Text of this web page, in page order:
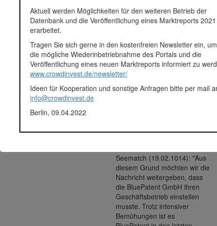
Plattform
Seedmatch
insolvenzbekanntmachungen.de
15 IN 453/13
unternehmensregister.de
(12.02.2014) HRB 9485 NP:
BluePatent GmbH,
Hennigsdorf, Neuendorfstraße
18 a, 16761 Hennigsdorf. Die
IN 453/13 Amtsgericht
Seematch (19.02.1014): "Aus
diesem Grund möchten wir die
Nachricht weitergeben, dass
die BluePatent GmbH ihren
Geschäftsbetrieb einstellen
musste. Trotz intensiver
Bemühungen ist es
Aktuell werden Möglichkeiten für den weiteren Betrieb der
Datenbank und die Veröffentlichung eines Marktreports 2021
erarbeitet.
Tragen Sie sich gerne in den kostenfreien Newsletter ein,
die mögliche Wiederinbetriebnahme des Portals und die
Veröffentlichung eines neuen Marktreports informiert zu
www.crowdinvest.de/newsletter/
Ideen für Kooperation und sonstige Anfragen bitte per mail
info@crowdinvest.de
Berlin, 09.04.2022